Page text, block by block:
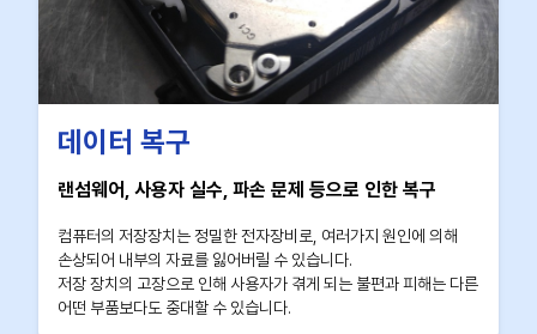
데이터 복구
랜섬웨어, 사용자 실수, 파손 문제 등으로 인한 복구
컴퓨터의 저장장치는 정밀한 전자장비로, 여러가지 원인에 의해
손상되어 내부의 자료를 잃어버릴 수 있습니다.
저장 장치의 고장으로 인해 사용자가 겪게 되는 불편과 피해는 다른
어떤 부품보다도 중대할 수 있습니다.